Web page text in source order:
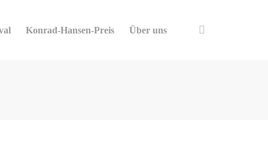
Konrad-Hansen-Preis Über uns